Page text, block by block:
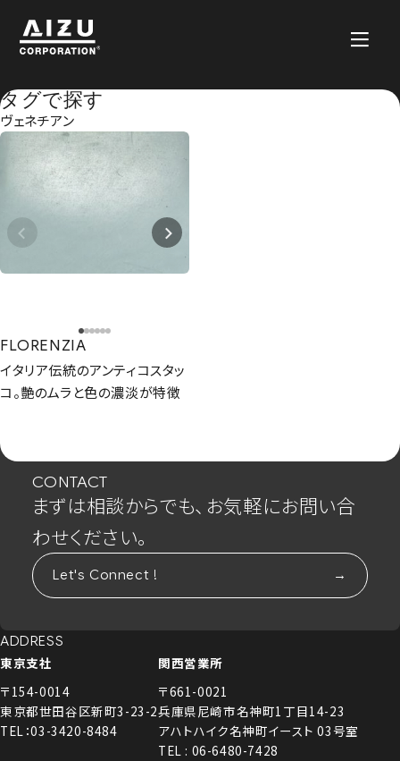
タグで探す
ヴェネチアン
FLORENZIA
イタリア伝統のアンティコスタッ
コ。艶のムラと色の濃淡が特徴
CONTACT
まずは相談からでも、お気軽にお問い合
わせください。
Let's Connect !
ADDRESS
東京支社
〒154-0014
東京都世田谷区新町3-23-2
TEL：03-3420-8484
関西営業所
〒661-0021
兵庫県尼崎市名神町1丁目14-23
アハトハイク名神町イースト 03号室
TEL : 06-6480-7428